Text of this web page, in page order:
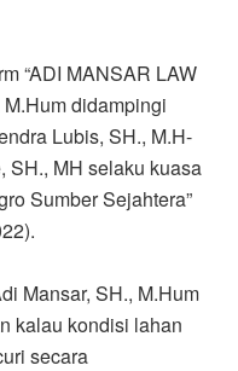
“ADI MANSAR LAW
didampingi
Lubis, SH., M.H-
SH., MH selaku kuasa
Sumber Sejahtera”
Mansar, SH., M.Hum
kalau kondisi lahan
secara